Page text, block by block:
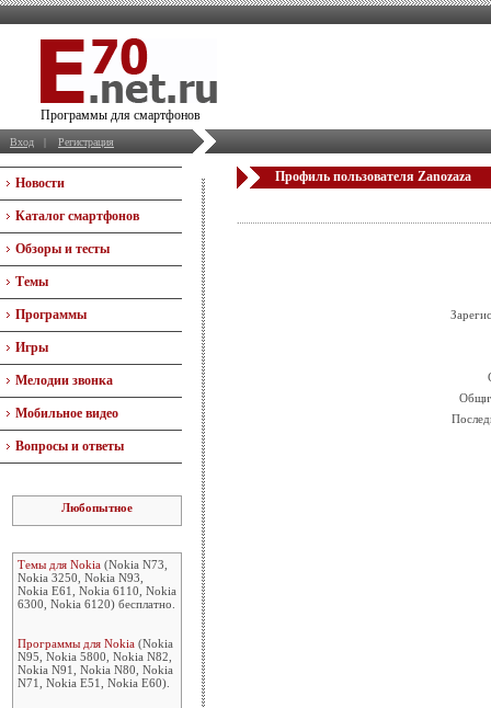
Программы для смартфонов
Вход | Регистрация
Новости
Каталог смартфонов
Обзоры и тесты
Темы
Программы
Игры
Мелодии звонка
Мобильное видео
Вопросы и ответы
Любопытное
Темы для Nokia (Nokia N73,
Nokia 3250, Nokia N93,
Nokia E61, Nokia 6110, Nokia
6300, Nokia 6120) бесплатно.
Программы для Nokia (Nokia
N95, Nokia 5800, Nokia N82,
Nokia N91, Nokia N80, Nokia
N71, Nokia E51, Nokia E60).
Профиль пользователя Zanozaza